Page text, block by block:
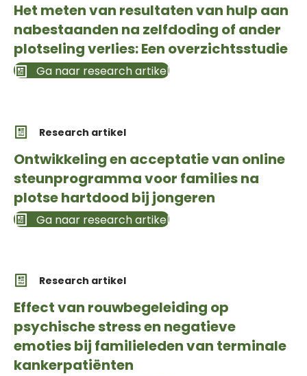
Het meten van resultaten van hulp aan
nabestaanden na zelfdoding of ander
plotseling verlies: Een overzichtsstudie
Ga naar research artikel
Research artikel
Ontwikkeling en acceptatie van online
steunprogramma voor families na
plotse hartdood bij jongeren
Ga naar research artikel
Research artikel
Effect van rouwbegeleiding op
psychische stress en negatieve
emoties bij familieleden van terminale
kankerpatiënten